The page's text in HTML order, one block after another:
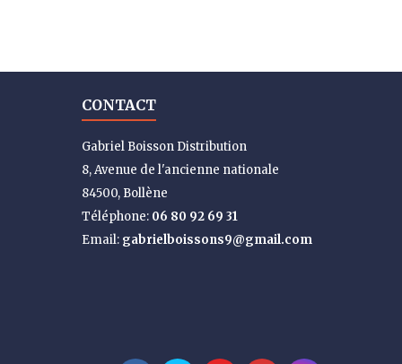
CONTACT
Gabriel Boisson Distribution
8, Avenue de l'ancienne nationale
84500, Bollène
Téléphone: 06 80 92 69 31
Email: gabrielboissons9@gmail.com